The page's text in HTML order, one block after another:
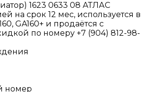
1623 0633 08 АТЛАС
на срок 12 мес, используется в
GA160+ и продаётся с
по номеру +7 (904) 812-98-
номер